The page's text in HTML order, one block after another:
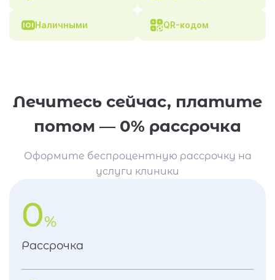
Наличными QR-кодом
Лечитесь сейчас, платите
потом — 0% рассрочка
Оформите беспроцентную рассрочку на
услуги клиники
0%
Рассрочка